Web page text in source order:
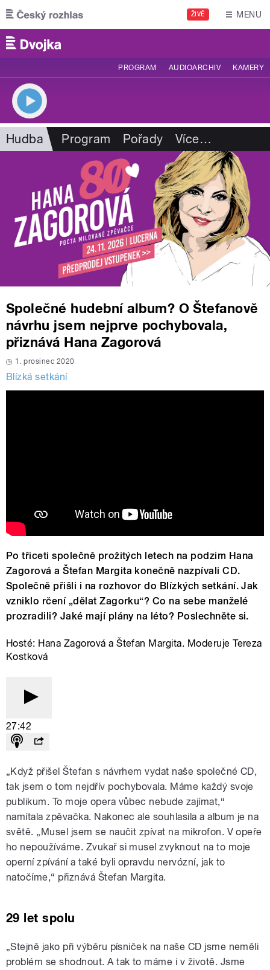
Přejít k hlavnímu obsahu
ŽIVĚ MENU
PROGRAM AUDIOARCHIV KAMERY
Hudba Program Pořady Více…
Společné hudební album? O Štefanově
návrhu jsem nejprve pochybovala,
přiznává Hana Zagorová
1. prosinec 2020
Blízká setkání
Po třiceti společně prožitých letech na podzim Hana
Zagorová a Štefan Margita konečně nazpívali CD.
Společně přišli i na rozhovor do Blízkých setkání. Jak
vzniklo rčení „dělat Zagorku“? Co na sebe manželé
prozradili? Jaké mají plány na léto? Poslechněte si.
Hosté: Hana Zagorová a Štefan Margita. Moderuje Tereza
Kostková
27:42
„Když přišel Štefan s návrhem vydat naše společné CD,
tak jsem o tom nejdřív pochybovala. Máme každý svoje
publikum. To moje opera vůbec nebude zajímat,“
namítala zpěvačka. Nakonec ale souhlasila a album je na
světě. „Musel jsem se naučit zpívat na mikrofon. V opeře
ho nepoužíváme. Zvukař si musel zvyknout na to moje
operní zpívání a také byli opravdu nervózní, jak to
natočíme,“ přiznává Štefan Margita.
29 let spolu
„Stejně jako při výběru písniček na naše CD jsme neměli
problém se shodnout. A tak to máme i v životě. Jsme